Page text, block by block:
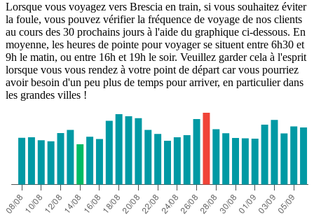
Lorsque vous voyagez vers Brescia en train, si vous souhaitez éviter
la foule, vous pouvez vérifier la fréquence de voyage de nos clients
au cours des 30 prochains jours à l'aide du graphique ci-dessous. En
moyenne, les heures de pointe pour voyager se situent entre 6h30 et
9h le matin, ou entre 16h et 19h le soir. Veuillez garder cela à l'esprit
lorsque vous vous rendez à votre point de départ car vous pourriez
avoir besoin d'un peu plus de temps pour arriver, en particulier dans
les grandes villes !